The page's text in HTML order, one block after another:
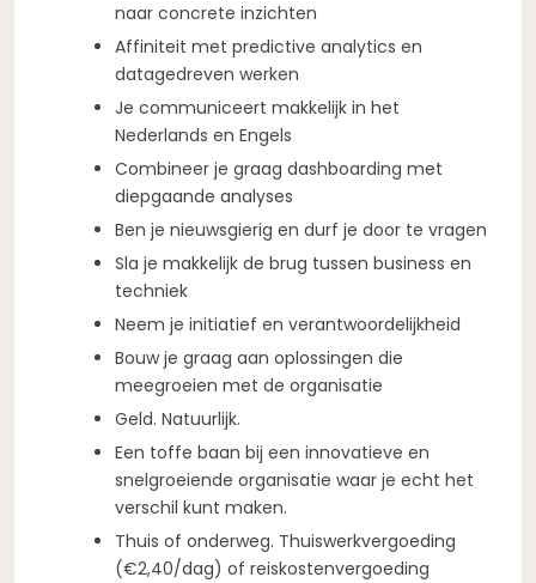
naar concrete inzichten
Affiniteit met predictive analytics en
datagedreven werken
Je communiceert makkelijk in het
Nederlands en Engels
Combineer je graag dashboarding met
diepgaande analyses
Ben je nieuwsgierig en durf je door te vragen
Sla je makkelijk de brug tussen business en
techniek
Neem je initiatief en verantwoordelijkheid
Bouw je graag aan oplossingen die
meegroeien met de organisatie
Geld. Natuurlijk.
Een toffe baan bij een innovatieve en
snelgroeiende organisatie waar je echt het
verschil kunt maken.
Thuis of onderweg. Thuiswerkvergoeding
(€2,40/dag) of reiskostenvergoeding